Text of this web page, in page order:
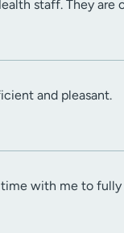
staff. They are
and pleasant.
with me to fully